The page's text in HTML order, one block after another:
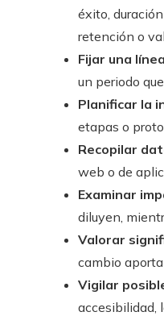
éxito,
retención o
Fijar una
un periodo
Planificar la
etapas o
Recopilar
web o de
Examinar
diluyen,
Valorar
cambio
Vigilar
accesibilidad,